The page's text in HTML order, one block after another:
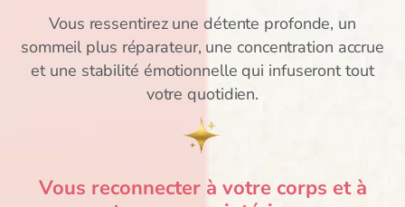
Vous ressentirez une détente profonde, un
sommeil plus réparateur, une concentration accrue
et une stabilité émotionnelle qui infuseront tout
votre quotidien.
Vous reconnecter à votre corps et à